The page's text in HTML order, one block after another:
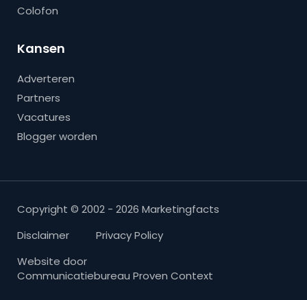
Colofon
Kansen
Adverteren
Partners
Vacatures
Blogger worden
Copyright © 2002 - 2026 Marketingfacts
Disclaimer
Privacy Policy
Website door
Communicatiebureau Proven Context